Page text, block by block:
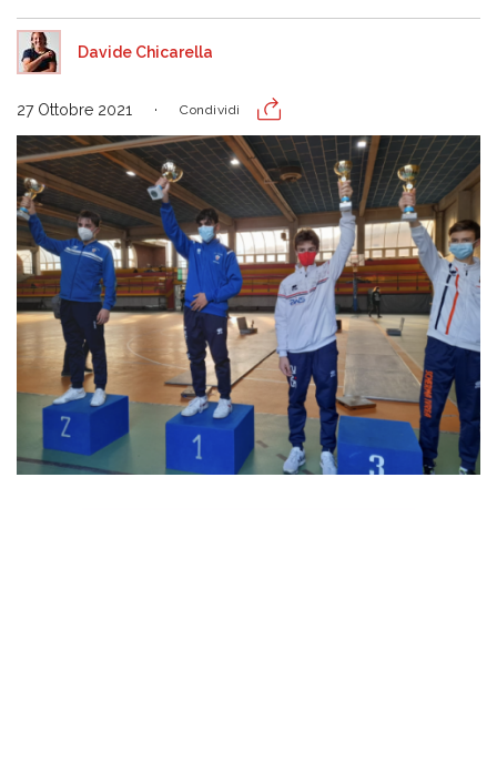
Davide Chicarella
27 Ottobre 2021 Condividi